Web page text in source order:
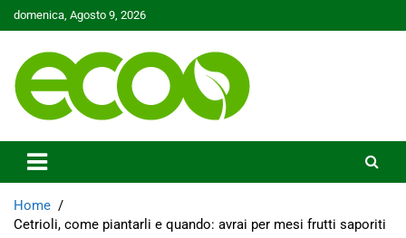
Skip
to
domenica, Agosto 9, 2026
Ecoo.it
Home
Cetrioli, come piantarli e quando: avrai per mesi frutti saporiti